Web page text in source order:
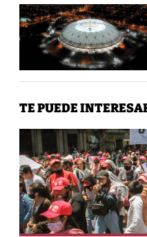
TE PUEDE